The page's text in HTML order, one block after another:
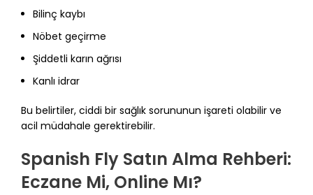
Bilinç kaybı
Nöbet geçirme
Şiddetli karın ağrısı
Kanlı idrar
Bu belirtiler, ciddi bir sağlık sorununun işareti olabilir ve
acil müdahale gerektirebilir.
Spanish Fly Satın Alma Rehberi:
Eczane Mi, Online Mı?